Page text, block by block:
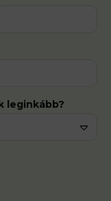
leginkább?